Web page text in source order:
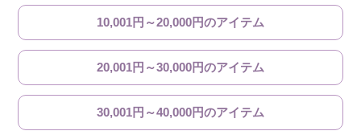
10,001円～20,000円のアイテム
20,001円～30,000円のアイテム
30,001円～40,000円のアイテム